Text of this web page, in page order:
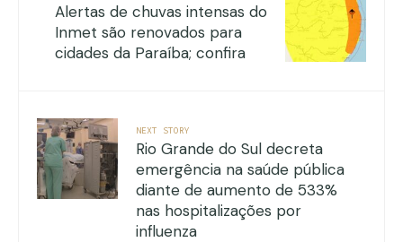
Alertas de chuvas intensas do
Inmet são renovados para
cidades da Paraíba; confira
NEXT STORY
Rio Grande do Sul decreta
emergência na saúde pública
diante de aumento de 533%
nas hospitalizações por
influenza